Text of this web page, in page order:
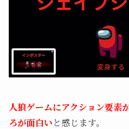
人狼ゲームにアクション要素
ろが面白いと感じます。